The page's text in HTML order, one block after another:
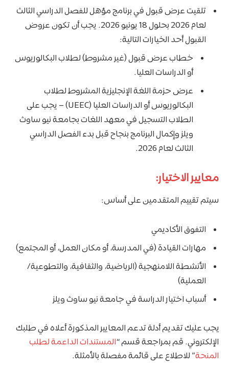
تلقيت عرض قبول في برنامج مؤهل للفصل الدراسي الثالث
لعام 2026 بحلول 18 يونيو 2026. يجب أن تكون عروض
القبول أحد الخيارات التالية:
خطاب عرض قبول (غير مشروط) لطلاب البكالوريوس
أو الدراسات العليا.
عرض حزمة اللغة الإنجليزية المشروط لطلاب
البكالوريوس أو الدراسات العليا (UEEC) – يجب على
الطلاب التسجيل في معهد اللغات بجامعة نيو ساوث
ويلز وإكمال البرنامج بنجاح قبل بدء الفصل الدراسي
الثالث لعام 2026.
معايير الاختيار:
سيتم تقييم المتقدمين على أساس:
التفوق الأكاديمي
مهارات القيادة (في المدرسة، أو مكان العمل، أو المجتمع)
الأنشطة اللامنهجية (الرياضية، والثقافية، والتطوعية/
العملية)
أسباب اختيار الدراسة في جامعة نيو ساوث ويلز
يجب عليك تقديم أدلة تدعم المعايير المذكورة أعلاه في طلبك
الإلكتروني. قم بمراجعة قسم “المستندات الداعمة لطلب
المنحة” للاطلاع على قائمة مفصلة بالأمثلة.